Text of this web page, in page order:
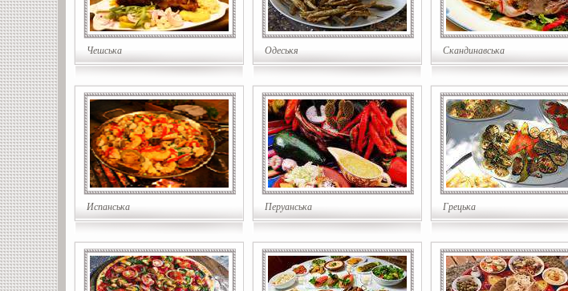
Чешська Одеськя Скандинавська
Испанська Перуанська Грецька